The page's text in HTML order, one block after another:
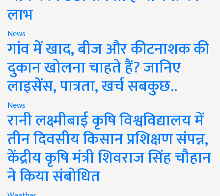
लाभ
News
गांव में खाद, बीज और कीटनाशक की
दुकान खोलना चाहते हैं? जानिए
लाइसेंस, पात्रता, खर्च सबकुछ..
News
रानी लक्ष्मीबाई कृषि विश्वविद्यालय में
तीन दिवसीय किसान प्रशिक्षण संपन्न,
केंद्रीय कृषि मंत्री शिवराज सिंह चौहान
ने किया संबोधित